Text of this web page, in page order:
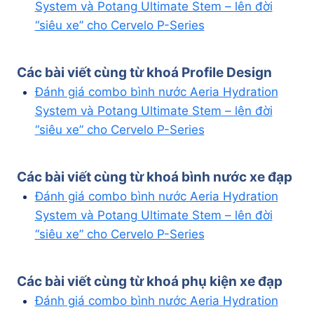
System và Potang Ultimate Stem – lên đời
“siêu xe” cho Cervelo P-Series
Các bài viết cùng từ khoá Profile Design
Đánh giá combo bình nước Aeria Hydration
System và Potang Ultimate Stem – lên đời
“siêu xe” cho Cervelo P-Series
Các bài viết cùng từ khoá bình nước xe đạp
Đánh giá combo bình nước Aeria Hydration
System và Potang Ultimate Stem – lên đời
“siêu xe” cho Cervelo P-Series
Các bài viết cùng từ khoá phụ kiện xe đạp
Đánh giá combo bình nước Aeria Hydration